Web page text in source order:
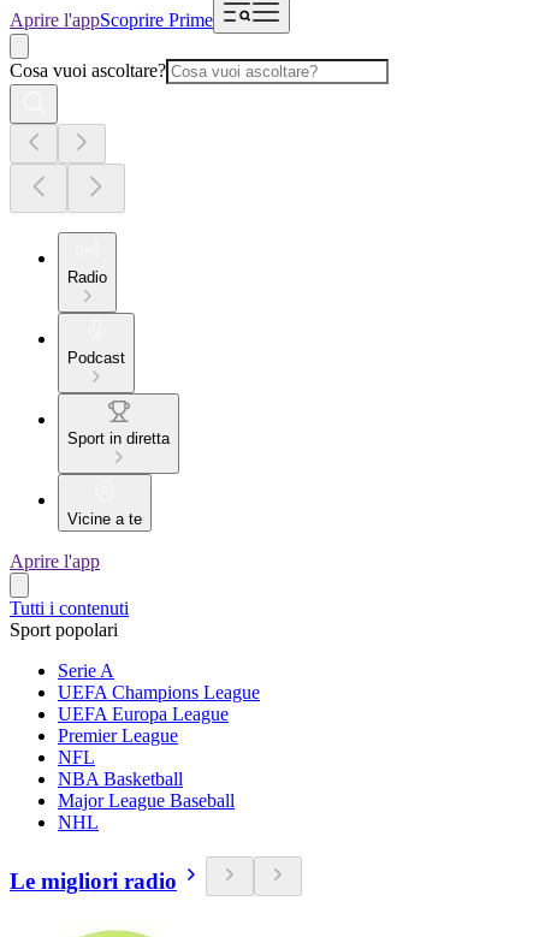
Aprire l'appScoprire Prime
Cosa vuoi ascoltare?
Radio
Podcast
Sport in diretta
Vicine a te
Aprire l'app
Tutti i contenuti
Sport popolari
Serie A
UEFA Champions League
UEFA Europa League
Premier League
NFL
NBA Basketball
Major League Baseball
NHL
Le migliori radio